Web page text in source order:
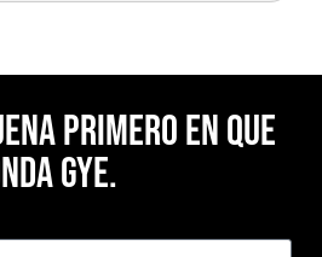
primero en Que
Gye.